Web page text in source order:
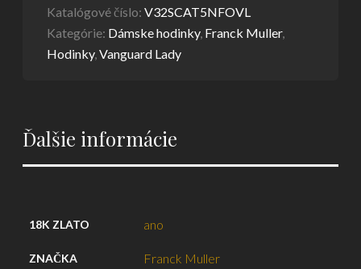
Katalógové číslo:V32SCAT5NFOVL
Kategórie: Dámske hodinky, Franck Muller,
Hodinky,Vanguard Lady
Ďalšie informácie
18K ZLATO ano
ZNAČKA Franck Muller